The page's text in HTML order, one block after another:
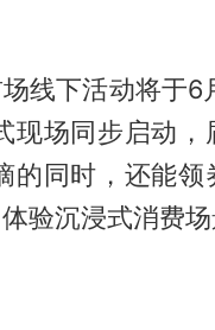
场线下活动将于
现场同步启动，
的同时，还能领
验沉浸式消费场